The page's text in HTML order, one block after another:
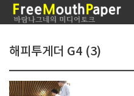
해피투게더 G4 (3)